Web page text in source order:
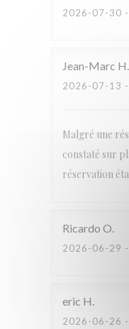
2026-07-30
Jean-Marc H
2026-07-13
Malgré une
constaté sur
réservation
Ricardo O
2026-06-29
eric H
2026-06-26